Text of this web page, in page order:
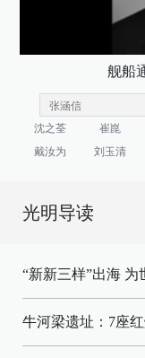
舰船
沈之荃 崔崑
戴汝为
刘玉清
光明导读
“新新三样”出海
牛河梁遗址：7座